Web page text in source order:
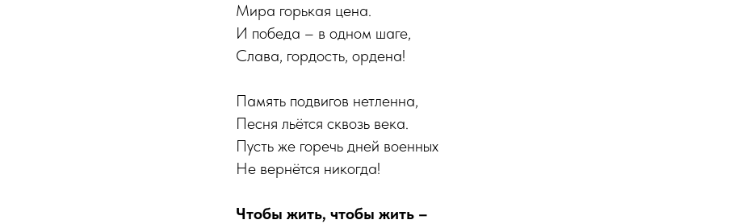
Мира горькая цена.
И победа – в одном шаге,
Слава, гордость, ордена!
Память подвигов нетленна,
Песня льётся сквозь века.
Пусть же горечь дней военных
Не вернётся никогда!
Чтобы жить, чтобы жить –